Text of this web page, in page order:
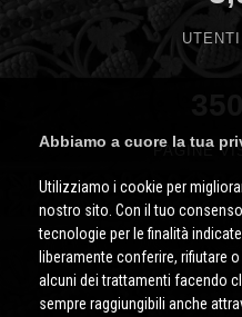
PAGINE
Abbiamo a cuore la tua
Utilizziamo i cookie per
nostro sito. Con il tuo
tecnologie per le finalità
liberamente conferire, rifiutare
alcuni dei trattamenti facendo
sempre raggiungibili anche